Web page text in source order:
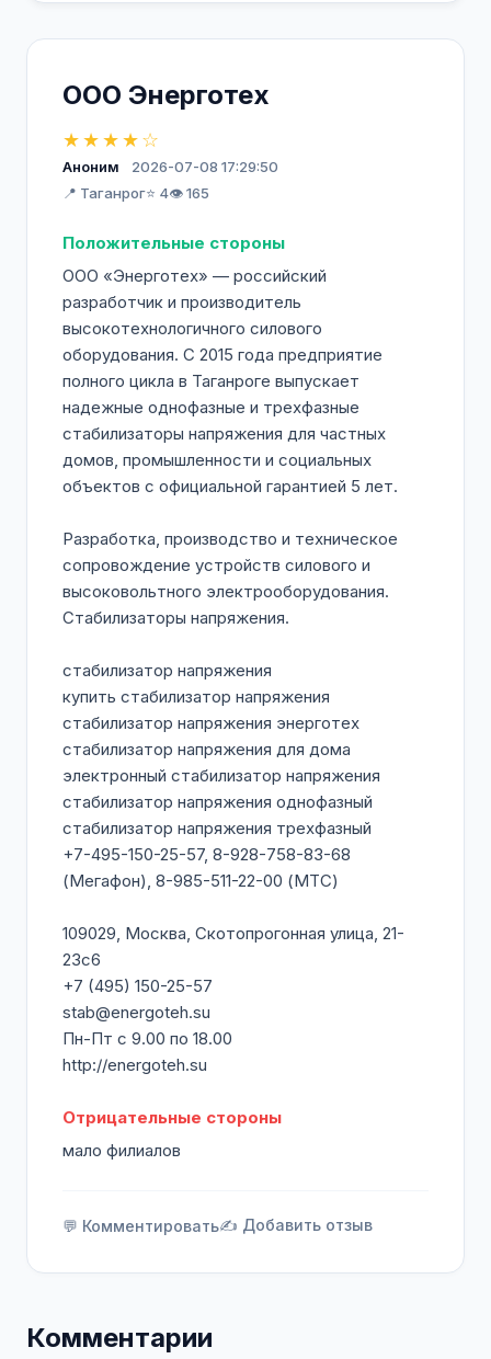
ООО Энерготех
★★★★☆
Аноним
2026-07-08 17:29:50
📍 Таганрог⭐ 4👁️ 165
Положительные стороны
ООО «Энерготех» — российский
разработчик и производитель
высокотехнологичного силового
оборудования. С 2015 года предприятие
полного цикла в Таганроге выпускает
надежные однофазные и трехфазные
стабилизаторы напряжения для частных
домов, промышленности и социальных
объектов с официальной гарантией 5 лет.
Разработка, производство и техническое
сопровождение устройств силового и
высоковольтного электрооборудования.
Стабилизаторы напряжения.
стабилизатор напряжения
купить стабилизатор напряжения
стабилизатор напряжения энерготех
стабилизатор напряжения для дома
электронный стабилизатор напряжения
стабилизатор напряжения однофазный
стабилизатор напряжения трехфазный
+7-495-150-25-57, 8-928-758-83-68
(Мегафон), 8-985-511-22-00 (МТС)
109029, Москва, Скотопрогонная улица, 21-
23с6
+7 (495) 150-25-57
stab@energoteh.su
Пн-Пт с 9.00 по 18.00
http://energoteh.su
Отрицательные стороны
мало филиалов
💬 Комментировать✍️ Добавить отзыв
Комментарии